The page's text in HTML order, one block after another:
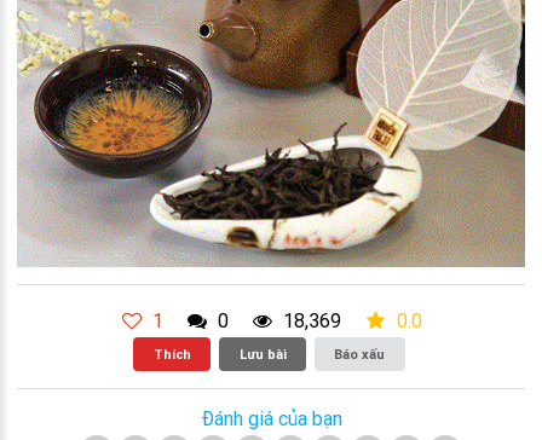
1 0 18,369 0.0
Thích Lưu bài Báo xấu
Đánh giá của bạn